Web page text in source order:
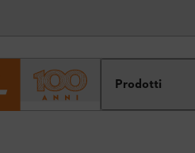
Prodotti